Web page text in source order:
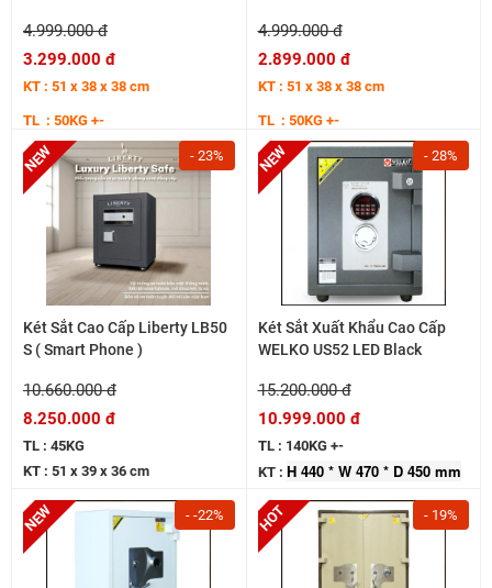
4.999.000 đ
3.299.000 đ
KT : 51 x 38 x 38 cm
TL : 50KG +-
4.999.000 đ
2.899.000 đ
KT : 51 x 38 x 38 cm
TL : 50KG +-
- 23%
Két Sắt Cao Cấp Liberty LB50
S ( Smart Phone )
10.660.000 đ
8.250.000 đ
TL : 45KG
KT : 51 x 39 x 36 cm
- 28%
Két Sắt Xuất Khẩu Cao Cấp
WELKO US52 LED Black
15.200.000 đ
10.999.000 đ
TL : 140KG +-
KT : H 440 * W 470 * D 450 mm
- -22% - 19%